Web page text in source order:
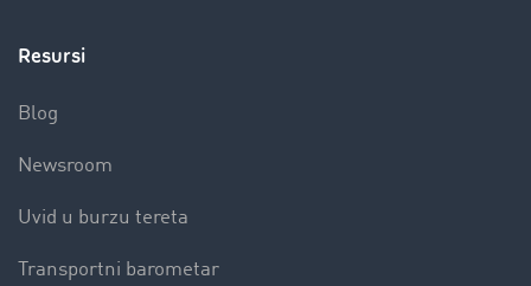
Resursi
Blog
Newsroom
Uvid u burzu tereta
Transportni barometar